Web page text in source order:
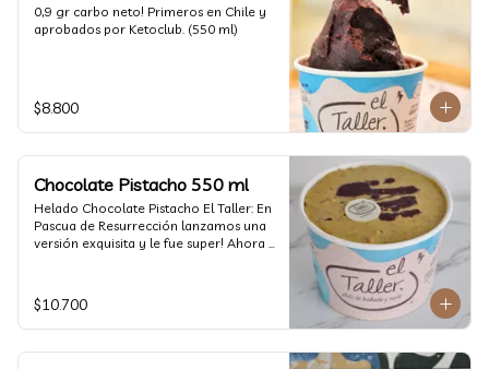
0,9 gr carbo neto! Primeros en Chile y
aprobados por Ketoclub. (550 ml)
$8.800
Chocolate Pistacho 550 ml
Helado Chocolate Pistacho El Taller: En
Pascua de Resurrección lanzamos una
versión exquisita y le fue super! Ahora
calidad, al centro una bomba de
chocolate blanco relleno de crema de
pistacho, y arriba nuestro crocante
crunchy de pistacho. Por favor, hágase
$10.700